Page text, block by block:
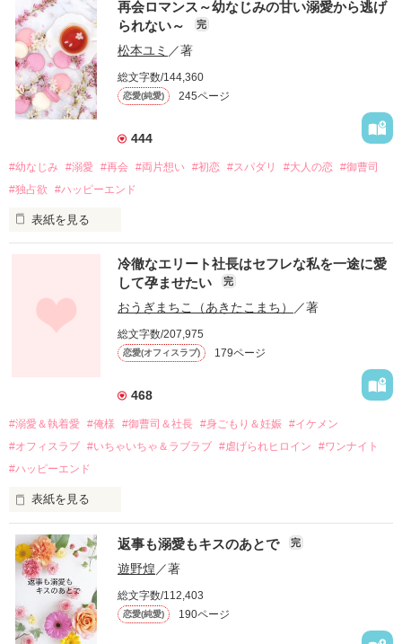
再会ロマンス～幼なじみの甘い溺愛から逃げ
られない～
完
松本ユミ ／著
総文字数/144,360
恋愛(純愛) 245ページ
444
#幼なじみ #溺愛 #再会 #両片想い #初恋 #スパダリ #大人の恋 #御曹司
#独占欲
#ハッピーエンド
表紙を見る
幼なじみの哲平に淡い恋心を抱いていた美桜。
しかし、ある出来事をきっかけに二人の関係は壊れてしまう。
関係修復もできないまま、美桜は両親の離婚によって
引っ越すことになり、哲平とも離れ離れになった。
それから約十二年後。
過去の傷から、二度と会いたくないと思っていた哲平に
運命のような再会を果たす。
酔った勢いで一夜を共にしてしまった。
さらに、美桜が初めてだと知った哲平は
『責任をとる、結婚しよう』と真っ直ぐに告げてきた。
戸惑う美桜とは裏腹に、好きという気持ちを隠すことなく
甘やかしてくる。
そんなある日、哲平は美桜がストーカー被害に
遭っていることを知る。
美桜を守るため、哲平は同居を提案してきて――。
冷徹なエリート社長はセフレな私を一途に愛
して孕ませたい
完
おうぎまちこ（あきたこまち） ／著
総文字数/207,975
恋愛(オフィスラブ) 179ページ
468
#溺愛＆執着愛 #俺様 #御曹司＆社長 #身ごもり＆妊娠 #イケメン
#オフィスラブ #いちゃいちゃ＆ラブラブ #虐げられヒロイン
#ワンナイト
#ハッピーエンド
表紙を見る
おかしな噂を流されて前の職場でうまくいかなかった梅田美
桜は、海外で傷心旅行をしていたところ、日本人美青年と出会
い、酒の勢いもあり一夜限りの関係となる。
帰国後、美桜は新しい職場でワンナイトした美青年と再会。
なんと彼の正体は、とある財閥御曹司にも関わらず、一族を離
れて起業した新進気鋭の実業家、社内でも冷徹だと評判な社長
――御影恭司その人だったのだ――！
返事も溺愛もキスのあとで 完
遊野煌／著
総文字数/112,403
恋愛(純愛) 190ページ